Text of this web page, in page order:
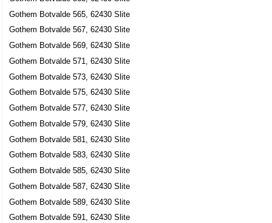
Gothem Botvalde 565, 62430 Slite
Gothem Botvalde 567, 62430 Slite
Gothem Botvalde 569, 62430 Slite
Gothem Botvalde 571, 62430 Slite
Gothem Botvalde 573, 62430 Slite
Gothem Botvalde 575, 62430 Slite
Gothem Botvalde 577, 62430 Slite
Gothem Botvalde 579, 62430 Slite
Gothem Botvalde 581, 62430 Slite
Gothem Botvalde 583, 62430 Slite
Gothem Botvalde 585, 62430 Slite
Gothem Botvalde 587, 62430 Slite
Gothem Botvalde 589, 62430 Slite
Gothem Botvalde 591, 62430 Slite